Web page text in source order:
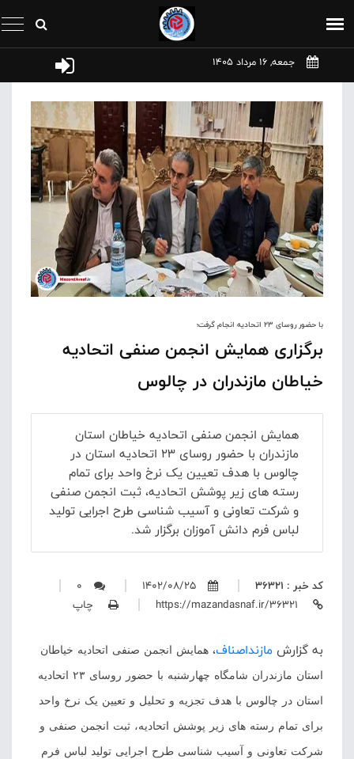
جمعه, 16 مرداد 1405
با حضور روسای ۲۳ اتحادیه انجام گرفت؛
برگزاری همایش انجمن صنفی اتحادیه
خیاطان مازندران در چالوس
همایش انجمن صنفی اتحادیه خیاطان استان
مازندران با حضور روسای ۲۳ اتحادیه استان در
چالوس با هدف تعیین یک نرخ واحد برای تمام
رسته های زیر پوشش اتحادیه، ثبت انجمن صنفی
و شرکت تعاونی و آسیب شناسی طرح اجرایی تولید
لباس فرم دانش آموزان برگزار شد.
کد خبر : 36321 1402/08/25
0
چاپ
به گزارش مازنداصناف، همایش انجمن صنفی اتحادیه خیاطان
استان مازندران شامگاه چهارشنبه با حضور روسای ۲۳ اتحادیه
استان در چالوس با هدف تجزیه و تحلیل و تعیین یک نرخ واحد
برای تمام رسته های زیر پوشش اتحادیه، ثبت انجمن صنفی و
شرکت تعاونی و آسیب شناسی طرح اجرایی تولید لباس فرم